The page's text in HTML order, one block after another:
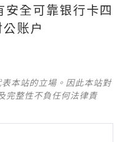
全可靠银行卡四
账户
本站的立場。因此本站對
完整性不負任何法律責